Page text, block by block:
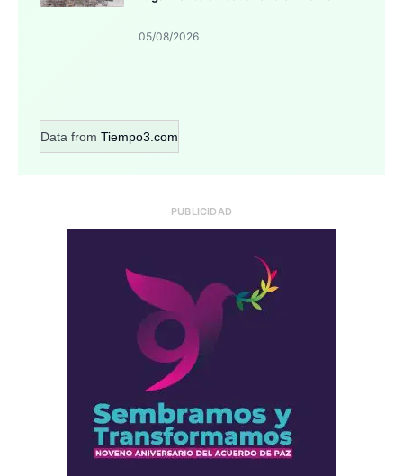
05/08/2026
Data from Tiempo3.com
PUBLICIDAD